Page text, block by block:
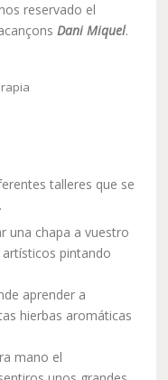
reservado el
Dani Miquel.
talleres que se
una chapa a vuestro
pintando
aprender a
hierbas aromáticas
mano el